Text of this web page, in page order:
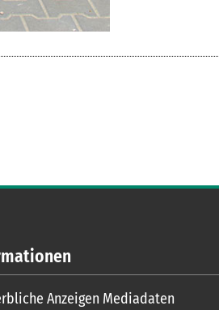
Anzeigen Mediadaten